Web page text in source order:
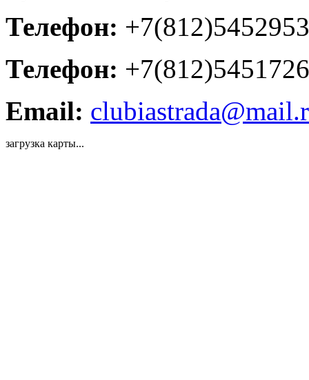
Телефон: +7(812)5452953
Телефон: +7(812)5451726
Email:
загрузка карты...